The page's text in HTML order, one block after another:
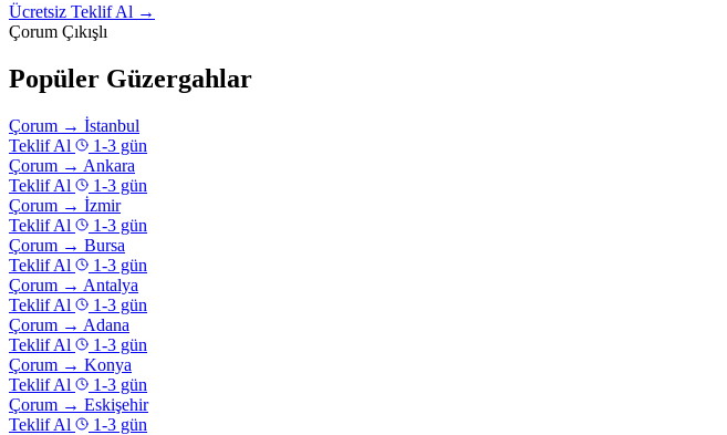
Ücretsiz Teklif Al →
Çorum Çıkışlı
Popüler Güzergahlar
Çorum → İstanbul
Teklif Al
1-3 gün
Çorum → Ankara
Teklif Al
1-3 gün
Çorum → İzmir
Teklif Al
1-3 gün
Çorum → Bursa
Teklif Al
1-3 gün
Çorum → Antalya
Teklif Al
1-3 gün
Çorum → Adana
Teklif Al
1-3 gün
Çorum → Konya
Teklif Al
1-3 gün
Çorum → Eskişehir
Teklif Al
1-3 gün